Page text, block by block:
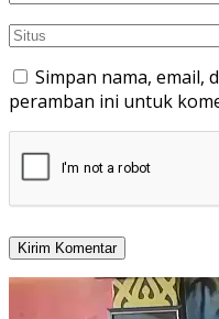
Simpan nama, email,
peramban ini untuk